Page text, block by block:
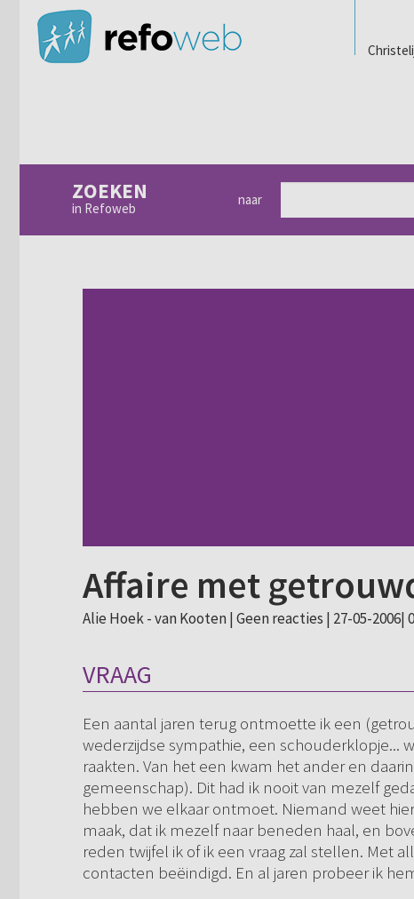
ZOEKEN
in Refoweb
naar
Affaire met
Alie Hoek - van Kooten | Geen reacties | 27-05-2006|
VRAAG
Een aantal jaren terug ontmoette ik een
wederzijdse sympathie, een schouderklopje...
raakten. Van het een kwam het ander en
gemeenschap). Dit had ik nooit van mezelf
hebben we elkaar ontmoet. Niemand weet
maak, dat ik mezelf naar beneden haal, en
reden twijfel ik of ik een vraag zal stellen. Met
contacten beëindigd. En al jaren probeer ik